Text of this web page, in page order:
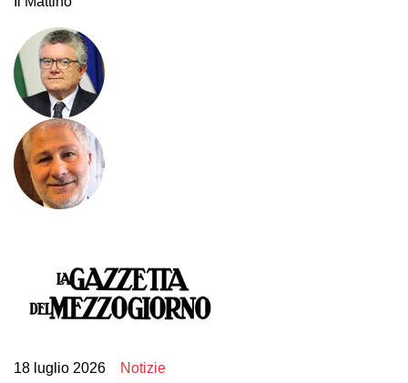
18 luglio 2026 Notizie